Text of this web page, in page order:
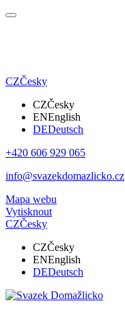
CZČesky
CZČesky
ENEnglish
DEDeutsch
+420 606 929 065
info@svazekdomazlicko.cz
Mapa webu
Vytisknout
CZČesky
CZČesky
ENEnglish
DEDeutsch